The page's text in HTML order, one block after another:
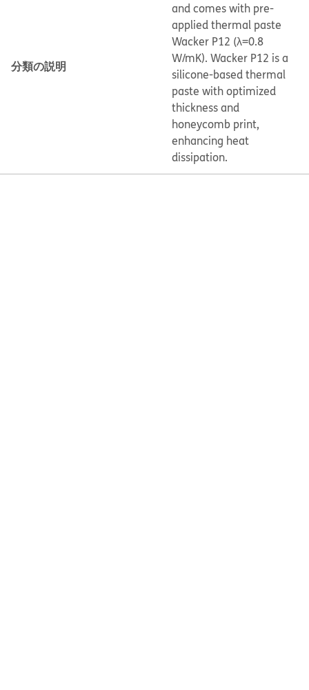
分類の説明
and comes with pre-
applied thermal paste
Wacker P12 (λ=0.8
W/mK). Wacker P12 is a
silicone-based thermal
paste with optimized
thickness and
honeycomb print,
enhancing heat
dissipation.